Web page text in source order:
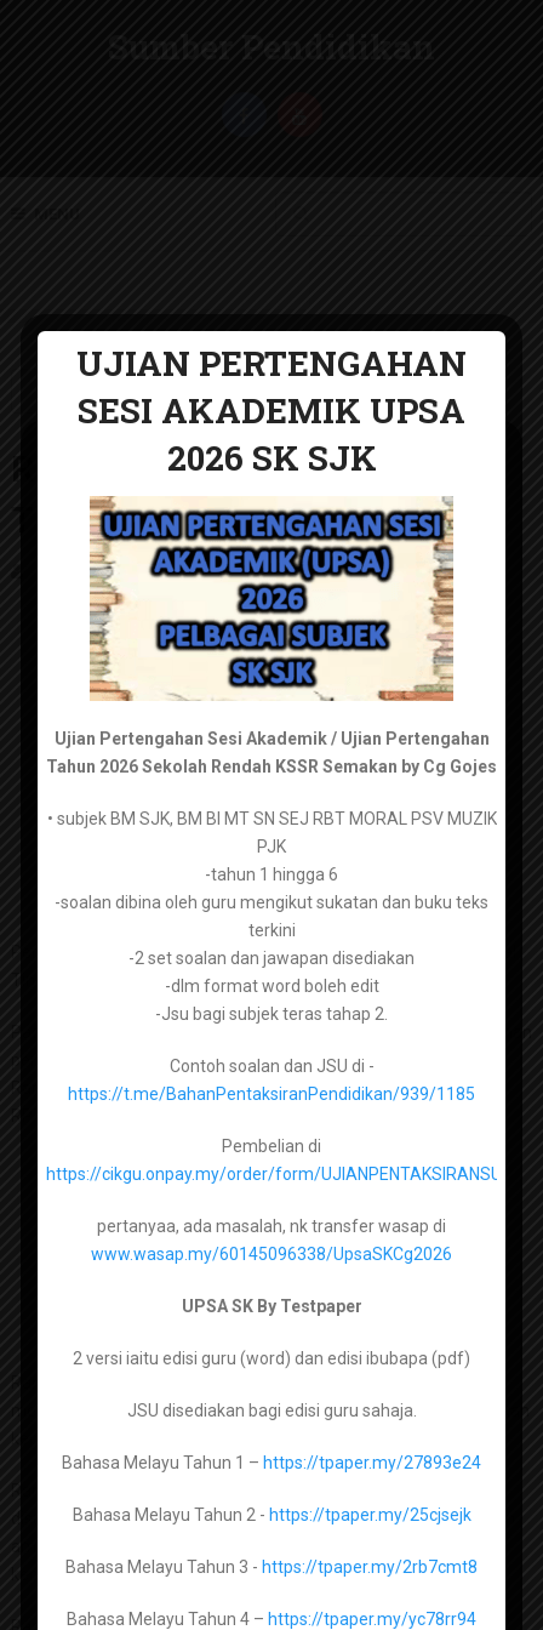
Sumber Pendidikan
RPT Pendidikan Seni Visual
Tingkatan 4 2026 KSSM
November 28, 2025
RPT Pendidikan Seni Visual
Tingkatan 4 2026 KSSM
Perkongsian kali ini berkenaan dengan RPT Pendidikan Seni Visual
Tingkatan 4 2026 KSSM
persediaan utama yang akan disediakan oleh guru adalah
Rancangan Pengajaran Tahunan ataupun lebih dikenali sebagai
membolehkan semua kandungan pembelajaran dapat disampaikan
disumbangkan oleh rakan guru di seluruh Malaysia. Moga jasa dan
kepada mereka. In sha Allah.
Rancangan Pengajaran Tahunan adalah berdasarkan takwim
UJIAN PERTENGAHAN
SESI AKADEMIK 2026
SMK KSSM
Bahasa Melayu Tingkatan 1 –
https://tpaper.my/mus4ch7b
Bahasa Melayu Tingkatan 2 –https://tpaper.my/2p8tve3h
Bahasa Melayu Tingkatan 3 –https://tpaper.my/yc2tyzz9
Bahasa Melayu Tingkatan 4 – https://tpaper.my/2p87vkj8
Bahasa Melayu Tingkatan 5 –https://tpaper.my/4mkdjub3
Bahasa Inggeris Tingkatan 1 –https://tpaper.my/2p99b3ck
Bahasa Inggeris Tingkatan 2 – https://tpaper.my/388cj94t
https://tpaper.my/35wu87k4
Bahasa Inggeris Tingkatan 4 –https://tpaper.my/bdh5hdef
Bahasa Inggeris Tingkatan 5 –
UJIAN PERTENGAHAN
SESI AKADEMIK UPSA
2026 SK SJK
Ujian Pertengahan Sesi Akademik / Ujian Pertengahan
Tahun 2026 Sekolah Rendah KSSR Semakan by Cg Gojes
• subjek BM SJK, BM BI MT SN SEJ RBT MORAL PSV MUZIK
PJK
-tahun 1 hingga 6
-soalan dibina oleh guru mengikut sukatan dan buku teks
terkini
-2 set soalan dan jawapan disediakan
-dlm format word boleh edit
-Jsu bagi subjek teras tahap 2.
Contoh soalan dan JSU di -
https://t.me/BahanPentaksiranPendidikan/939/1185
Pembelian di
https://cikgu.onpay.my/order/form/
pertanyaa, ada masalah, nk transfer wasap di
www.wasap.my/60145096338/UpsaSKCg2026
UPSA SK By Testpaper
2 versi iaitu edisi guru (word) dan edisi ibubapa (pdf)
JSU disediakan bagi edisi guru sahaja.
Bahasa Melayu Tahun 1 – https://tpaper.my/27893e24
Bahasa Melayu Tahun 2 - https://tpaper.my/25cjsejk
Bahasa Melayu Tahun 3 - https://tpaper.my/2rb7cmt8
Bahasa Melayu Tahun 4 – https://tpaper.my/yc78rr94